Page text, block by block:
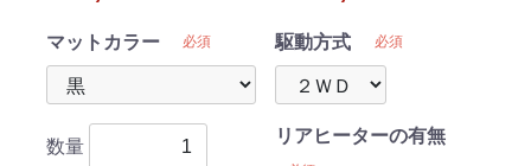
マットカラー 必須
数量
駆動方式 必須
リアヒーターの有無